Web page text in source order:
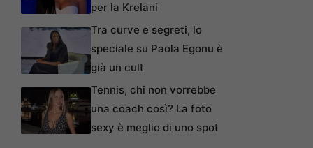
per la Krelani
Tra curve e segreti, lo
speciale su Paola Egonu è
già un cult
Tennis, chi non vorrebbe
una coach così? La foto
sexy è meglio di uno spot